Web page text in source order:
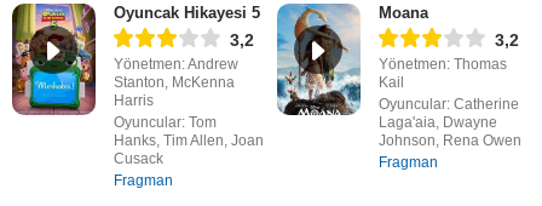
Oyuncak Hikayesi 5
3,2
Yönetmen: Andrew
Stanton, McKenna
Harris
Oyuncular: Tom
Hanks, Tim Allen, Joan
Cusack
Fragman
Moana
3,2
Yönetmen: Thomas
Kail
Oyuncular: Catherine
Laga'aia, Dwayne
Johnson, Rena Owen
Fragman